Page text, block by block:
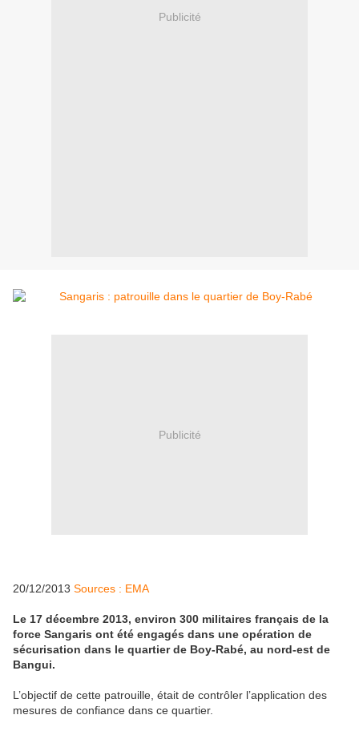
Publicité
Publicité
20/12/2013 Sources : EMA
Le 17 décembre 2013, environ 300 militaires français de la
force Sangaris ont été engagés dans une opération de
sécurisation dans le quartier de Boy-Rabé, au nord-est de
Bangui.
L’objectif de cette patrouille, était de contrôler l’application des
mesures de confiance dans ce quartier.